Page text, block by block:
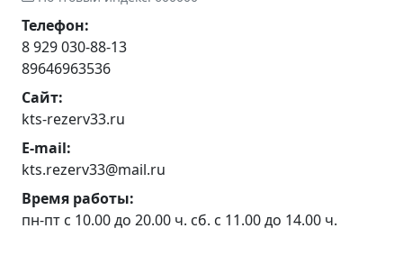
Телефон:
8 929 030-88-13
89646963536
Сайт:
kts-rezerv33.ru
E-mail:
kts.rezerv33@mail.ru
Время работы:
пн-пт с 10.00 до 20.00 ч. сб. с 11.00 до 14.00 ч.